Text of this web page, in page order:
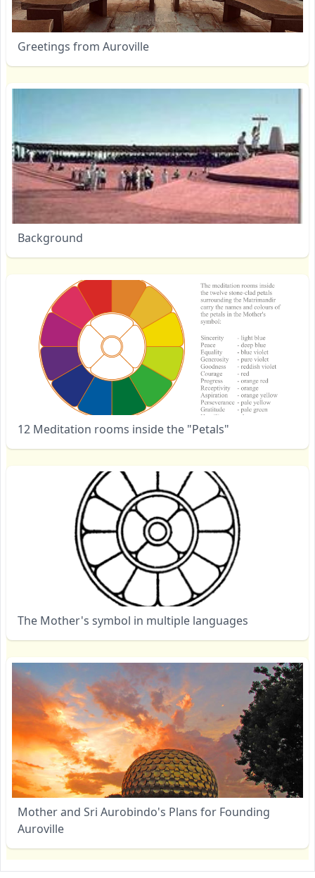
Greetings from Auroville
Background
12 Meditation rooms inside the "Petals"
The Mother's symbol in multiple languages
Mother and Sri Aurobindo's Plans for Founding
Auroville